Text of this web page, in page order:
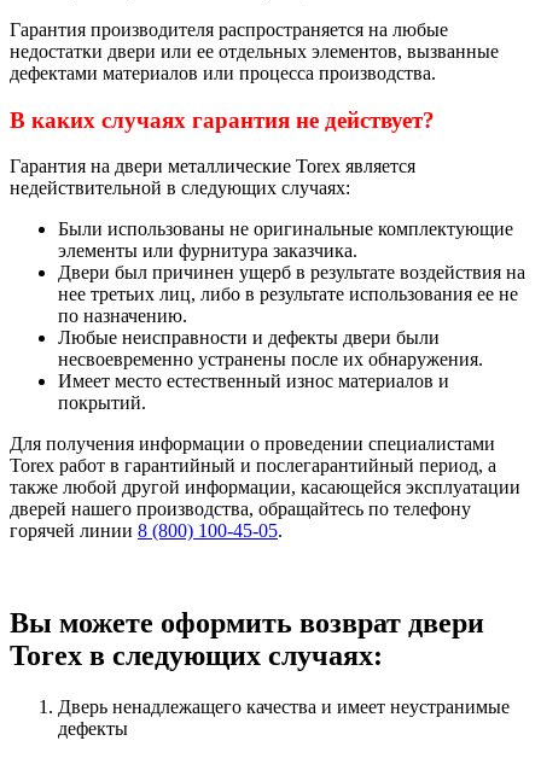
Гарантия производителя распространяется на любые
недостатки двери или ее отдельных элементов, вызванные
дефектами материалов или процесса производства.
В каких случаях гарантия не действует?
Гарантия на двери металлические Torex является
недействительной в следующих случаях:
Были использованы не оригинальные комплектующие
элементы или фурнитура заказчика.
Двери был причинен ущерб в результате воздействия на
нее третьих лиц, либо в результате использования ее не
по назначению.
Любые неисправности и дефекты двери были
несвоевременно устранены после их обнаружения.
Имеет место естественный износ материалов и
покрытий.
Для получения информации о проведении специалистами
Torex работ в гарантийный и послегарантийный период, а
также любой другой информации, касающейся эксплуатации
дверей нашего производства, обращайтесь по телефону
горячей линии 8 (800) 100-45-05.
Вы можете оформить возврат двери
Torex в следующих случаях:
Дверь ненадлежащего качества и имеет неустранимые
дефекты